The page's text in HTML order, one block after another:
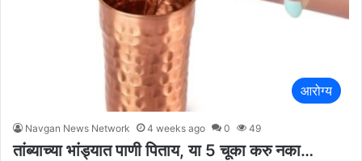
आरोग्य
Navgan News Network 4 weeks ago 0 49
तांब्याच्या भांड्यात पाणी पिताय, या 5 चूका करु नका…